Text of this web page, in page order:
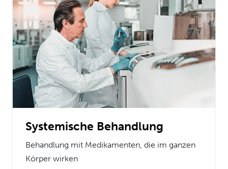
Systemische Behandlung
Behandlung mit Medikamenten, die im ganzen
Körper wirken